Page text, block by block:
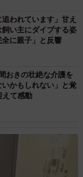
われています」甘え
い主にダイブする姿
に親子」と反響
おきの壮絶な介護を
かもしれない」と覚
えて感動